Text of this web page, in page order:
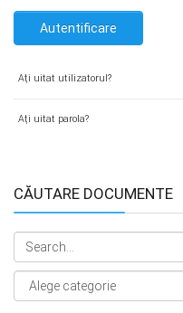
Autentificare
Aţi uitat utilizatorul?
Aţi uitat parola?
CĂUTARE DOCUMENTE